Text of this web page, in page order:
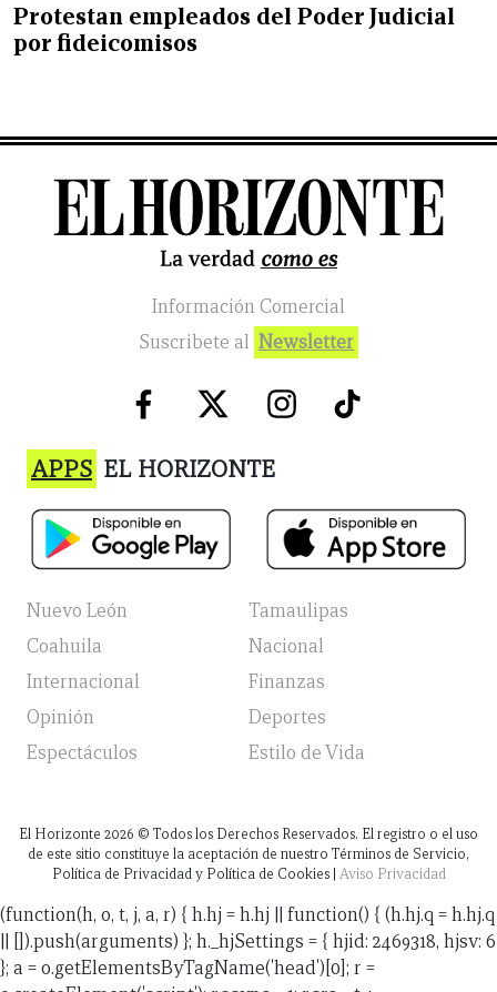
Protestan empleados del Poder Judicial
por fideicomisos
Información Comercial
Suscribete al Newsletter
APPS EL HORIZONTE
Nuevo León
Tamaulipas
Coahuila
Nacional
Internacional
Finanzas
Opinión
Deportes
Espectáculos
Estilo de Vida
El Horizonte 2026 © Todos los Derechos Reservados. El registro o el uso
de este sitio constituye la aceptación de nuestro Términos de Servicio,
Política de Privacidad y Política de Cookies | Aviso Privacidad
(function(h, o, t, j, a, r) { h.hj = h.hj || function() { (h.hj.q = h.hj.q
|| []).push(arguments) }; h._hjSettings = { hjid: 2469318, hjsv: 6
}; a = o.getElementsByTagName('head')[0]; r =